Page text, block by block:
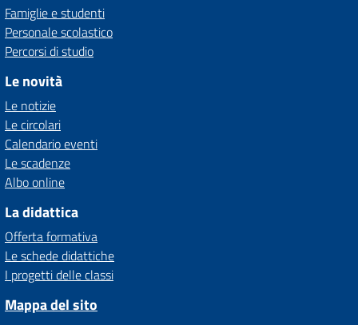
Famiglie e studenti
Personale scolastico
Percorsi di studio
Le novità
Le notizie
Le circolari
Calendario eventi
Le scadenze
Albo online
La didattica
Offerta formativa
Le schede didattiche
I progetti delle classi
Mappa del sito